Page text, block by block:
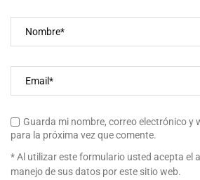
Guarda mi nombre, correo electrónico y
para la próxima vez que comente.
* Al utilizar este formulario usted acepta el
manejo de sus datos por este sitio web.